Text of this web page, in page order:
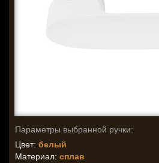
Параметры выбранной ручки:
Цвет: белый
Материал: сплав